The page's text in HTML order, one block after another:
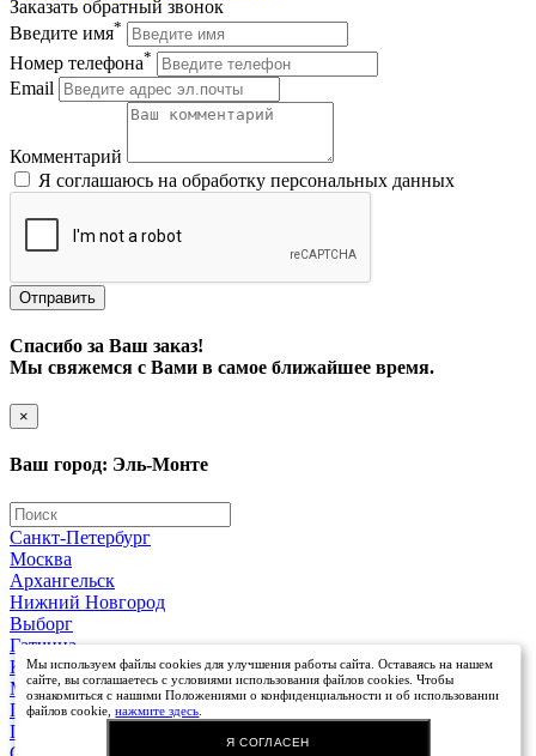
Мы используем файлы cookies для улучшения работы сайта. Оставаясь на нашем
сайте, вы соглашаетесь с условиями использования файлов cookies. Чтобы
ознакомиться с нашими Положениями о конфиденциальности и об использовании
файлов cookie,нажмите здесь
Я СОГЛАСЕН
Заказать обратный звонок
Введите имя*
Номер телефона*
Email
Комментарий
Я соглашаюсь на обработку персональных данных
Отправить
Спасибо за Ваш заказ!
Мы свяжемся с Вами в самое ближайшее время.
×
Ваш город: Эль-Монте
Санкт-Петербург
Москва
Архангельск
Нижний Новгород
Выборг
Гатчина
Кингисепп
Мурманск
Петрозаводск
Псков